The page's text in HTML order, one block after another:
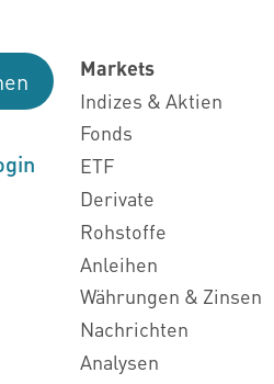
Markets
Indizes & Aktien
Fonds
ETF
Derivate
Rohstoffe
Anleihen
Währungen & Zinsen
Nachrichten
Analysen